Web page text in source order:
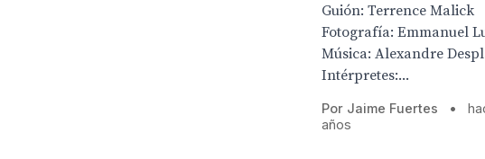
Guión: Terrence Malick
Fotografía: Emmanuel
Música: Alexandre
Intérpretes:...
Por Jaime Fuertes •
años